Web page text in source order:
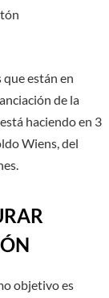
están en
de la
haciendo en 3
Wiens, del
objetivo es